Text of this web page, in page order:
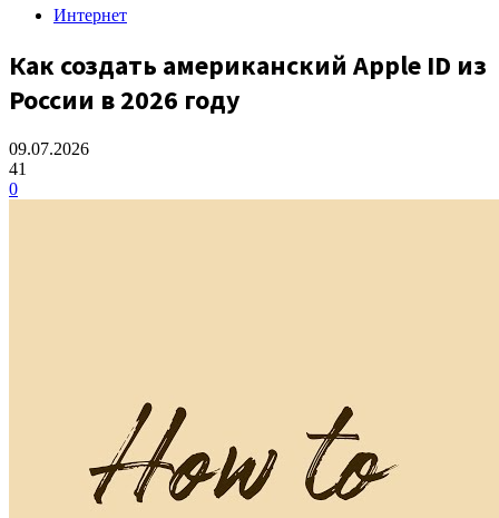
Интернет
Как создать американский Apple ID из
России в 2026 году
09.07.2026
41
0